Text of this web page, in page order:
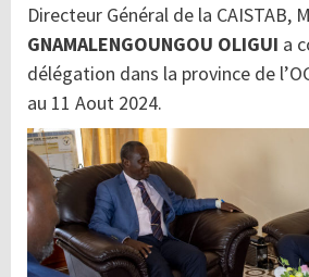
Directeur Général de la CAISTAB,
GNAMALENGOUNGOU OLIGUI a
délégation dans la province de
au 11 Aout 2024.